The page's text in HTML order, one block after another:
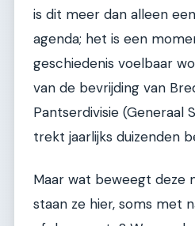
is dit meer dan alleen
agenda; het is een
geschiedenis voelbaar
van de bevrijding van
Pantserdivisie (Generaal
trekt jaarlijks duizenden
Maar wat beweegt deze
staan ze hier, soms met